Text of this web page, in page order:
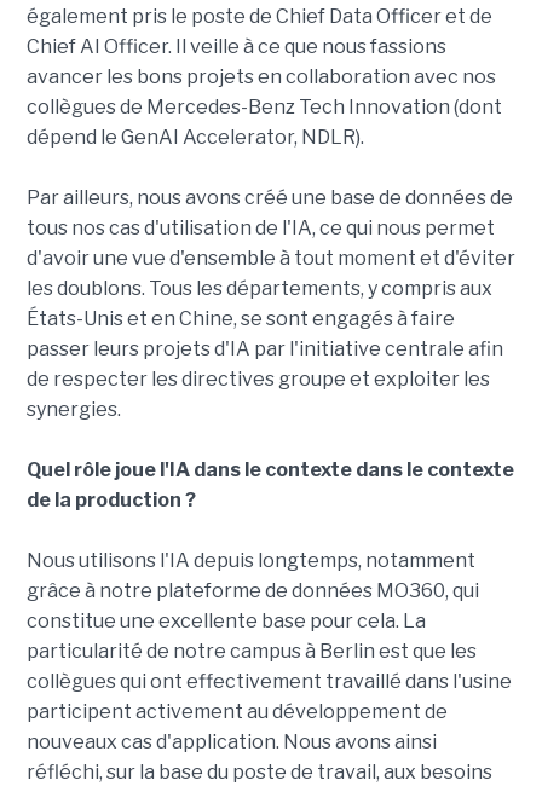
également pris le poste de Chief Data Officer et de
Chief AI Officer. Il veille à ce que nous fassions
avancer les bons projets en collaboration avec nos
collègues de Mercedes-Benz Tech Innovation (dont
dépend le GenAI Accelerator, NDLR).
Par ailleurs, nous avons créé une base de données de
tous nos cas d'utilisation de l'IA, ce qui nous permet
d'avoir une vue d'ensemble à tout moment et d'éviter
les doublons. Tous les départements, y compris aux
États-Unis et en Chine, se sont engagés à faire
passer leurs projets d'IA par l'initiative centrale afin
de respecter les directives groupe et exploiter les
synergies.
Quel rôle joue l'IA dans le contexte dans le contexte
de la production ?
Nous utilisons l'IA depuis longtemps, notamment
grâce à notre plateforme de données MO360, qui
constitue une excellente base pour cela. La
particularité de notre campus à Berlin est que les
collègues qui ont effectivement travaillé dans l'usine
participent activement au développement de
nouveaux cas d'application. Nous avons ainsi
réfléchi, sur la base du poste de travail, aux besoins